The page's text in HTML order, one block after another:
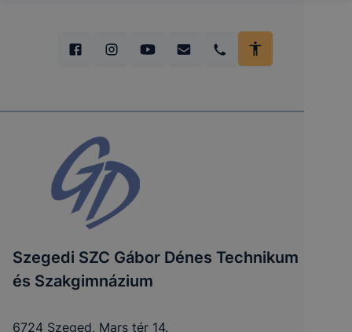
Szegedi SZC Gábor Dénes Technikum
és Szakgimnázium
6724 Szeged, Mars tér 14.